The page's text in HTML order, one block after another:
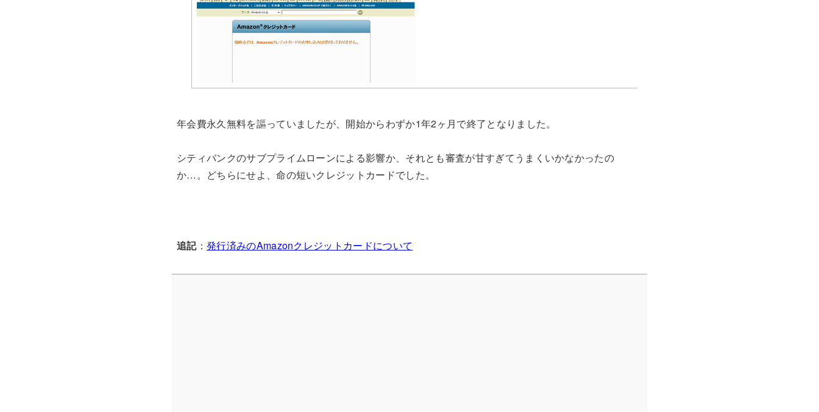
年会費永久無料を謳っていましたが、開始からわずか1年2ヶ月で終了となりました。
シティバンクのサブプライムローンによる影響か、それとも審査が甘すぎてうまくいかなかったの
か…。どちらにせよ、命の短いクレジットカードでした。
追記： 発行済みのAmazonクレジットカードについて